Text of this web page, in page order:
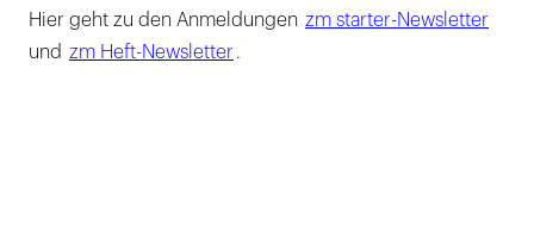
Hier geht zu den Anmeldungen zm starter-Newsletter
und zm Heft-Newsletter .